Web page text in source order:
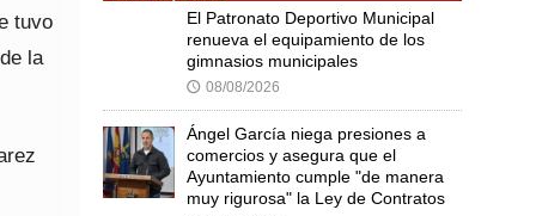
tuvo
la
El Patronato Deportivo Municipal
renueva el equipamiento de los
gimnasios municipales
🕔 08/08/2026
Ángel García niega presiones a
comercios y asegura que el
Ayuntamiento cumple "de manera
muy rigurosa" la Ley de Contratos